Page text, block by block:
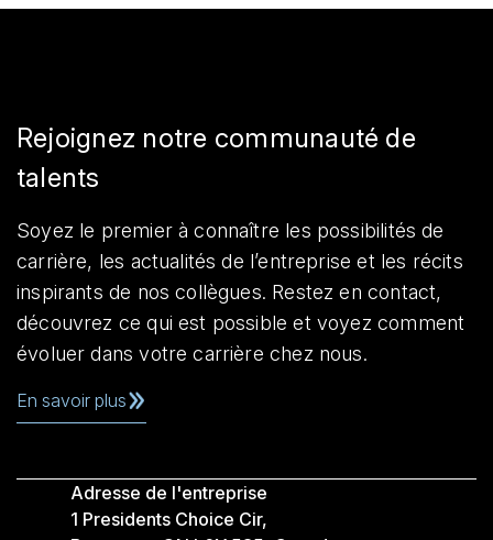
Rejoignez notre communauté de
talents
Soyez le premier à connaître les possibilités de
carrière, les actualités de l’entreprise et les récits
inspirants de nos collègues. Restez en contact,
découvrez ce qui est possible et voyez comment
évoluer dans votre carrière chez nous.
En savoir plus
Adresse de l'entreprise
1 Presidents Choice Cir,